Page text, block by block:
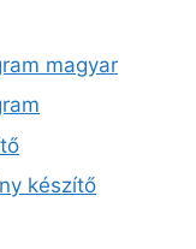
magyar
készítő